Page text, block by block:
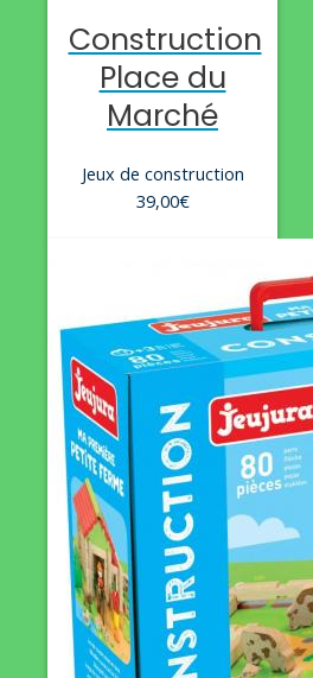
Construction
Place du
Marché
Jeux de construction
39,00€